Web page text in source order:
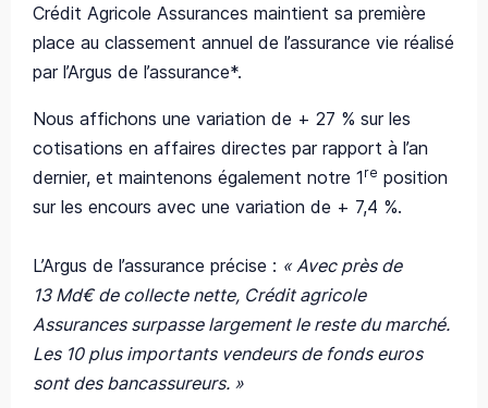
Crédit Agricole Assurances maintient sa première
place au classement annuel de l’assurance vie réalisé
par l’Argus de l’assurance*.
Nous affichons une variation de + 27 % sur les
cotisations en affaires directes par rapport à l’an
dernier, et maintenons également notre 1 re position
sur les encours avec une variation de + 7,4 %.
L’Argus de l’assurance précise : « Avec près de
13 Md€ de collecte nette, Crédit agricole
Assurances surpasse largement le reste du marché.
Les 10 plus importants vendeurs de fonds euros
sont des bancassureurs. »